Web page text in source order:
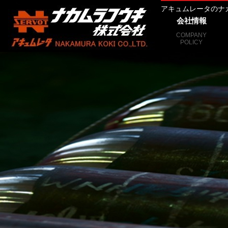
アキュムレータのナ
会社情報
COMPANY
POLICY